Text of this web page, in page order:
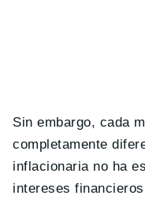
Sin embargo, cada
completamente
inflacionaria no ha
intereses